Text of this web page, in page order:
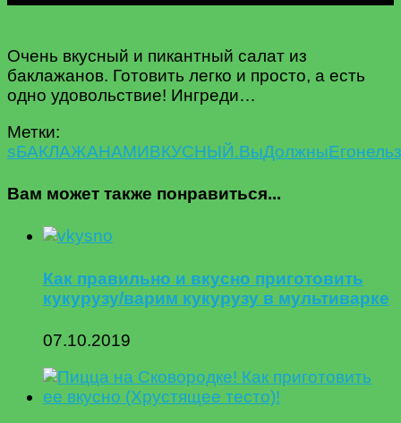
Очень вкусный и пикантный салат из
баклажанов. Готовить легко и просто, а есть
одно удовольствие! Ингреди…
Метки:
sБАКЛАЖАНАМИВКУСНЫЙ.ВыДолжныЕго
Вам может также понравиться...
Как правильно и вкусно приготовить
кукурузу/варим кукурузу в мультиварке
07.10.2019